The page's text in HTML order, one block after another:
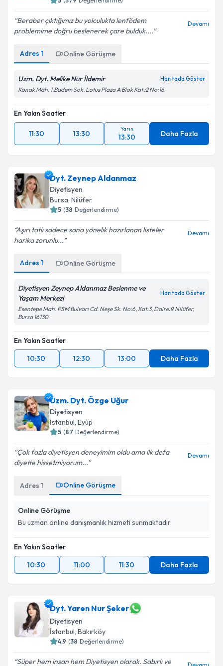
Beraber çıktığımız bu yolculukta lenfödem
problemime doğru beslenerek çare bulduk....
Devamı
Adres 1 Online Görüşme
Uzm. Dyt. Melike Nur İldemir Haritada Göster
Konak Mah. 1.Badem Sok. Lotus Plaza A Blok Kat :2 No:16
En Yakın Saatler
11:30 13:30
Yarın
13:30 Daha Fazla
Dyt. Zeynep Aldanmaz
Diyetisyen
Bursa, Nilüfer
5 (38 Değerlendirme)
Aşırı tatlı sadece sana yönelik hazırlanan listeler
harika zorunlu...
Devamı
Adres 1 Online Görüşme
Diyetisyen Zeynep Aldanmaz Beslenme ve
Yaşam Merkezi
Haritada Göster
Esentepe Mah. FSM Bulvarı Cd. Neşe Sk. No:6, Kat:3, Daire:9 Nilüfer,
Bursa 16130
En Yakın Saatler
10:30
12:30 13:00 Daha Fazla
Uzm. Dyt. Özge Uğur
Diyetisyen
İstanbul, Eyüp
5 (87 Değerlendirme)
Çok fazla diyetisyen deneyimim oldu ama ilk defa
diyette hissetmiyorum...
Devamı
Adres 1 Online Görüşme
Online Görüşme
Bu uzman online danışmanlık hizmeti sunmaktadır.
En Yakın Saatler
10:30
11:00 11:30 Daha Fazla
Dyt. Yaren Nur Şeker
Diyetisyen
İstanbul, Bakırköy
4.9 (38 Değerlendirme)
Süper hem insan hem Diyetisyen olarak. Sabırlı ve